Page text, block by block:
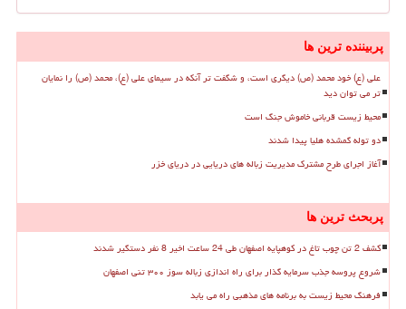
پربیننده ترین ها
علی (ع) خود محمد (ص) دیگری است، و شگفت تر آنکه در سیمای علی (ع)، محمد (ص) را نمایان
تر می توان دید
محیط زیست قربانی خاموش جنگ است
دو توله گمشده هلیا پیدا شدند
آغاز اجرای طرح مشترک مدیریت زباله های دریایی در دریای خزر
پربحث ترین ها
کشف 2 تن چوب تاغ در کوهپایه اصفهان طی 24 ساعت اخیر 8 نفر دستگیر شدند
شروع پروسه جذب سرمایه گذار برای راه اندازی زباله سوز ۳۰۰ تنی اصفهان
فرهنگ محیط زیست به برنامه های مذهبی راه می یابد